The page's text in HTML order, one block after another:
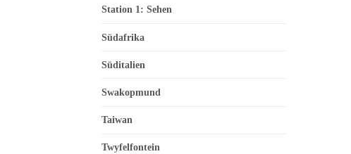
Station 1: Sehen
Südafrika
Süditalien
Swakopmund
Taiwan
Twyfelfontein